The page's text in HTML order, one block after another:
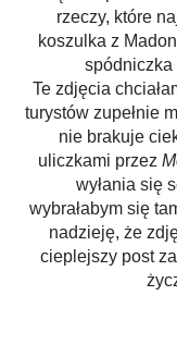
rzeczy, które
koszulka z
spódniczka
Te zdjęcia
turystów zupełnie
nie brakuje
uliczkami przez
wyłania się
wybrałabym się
nadzieję, że
cieplejszy post